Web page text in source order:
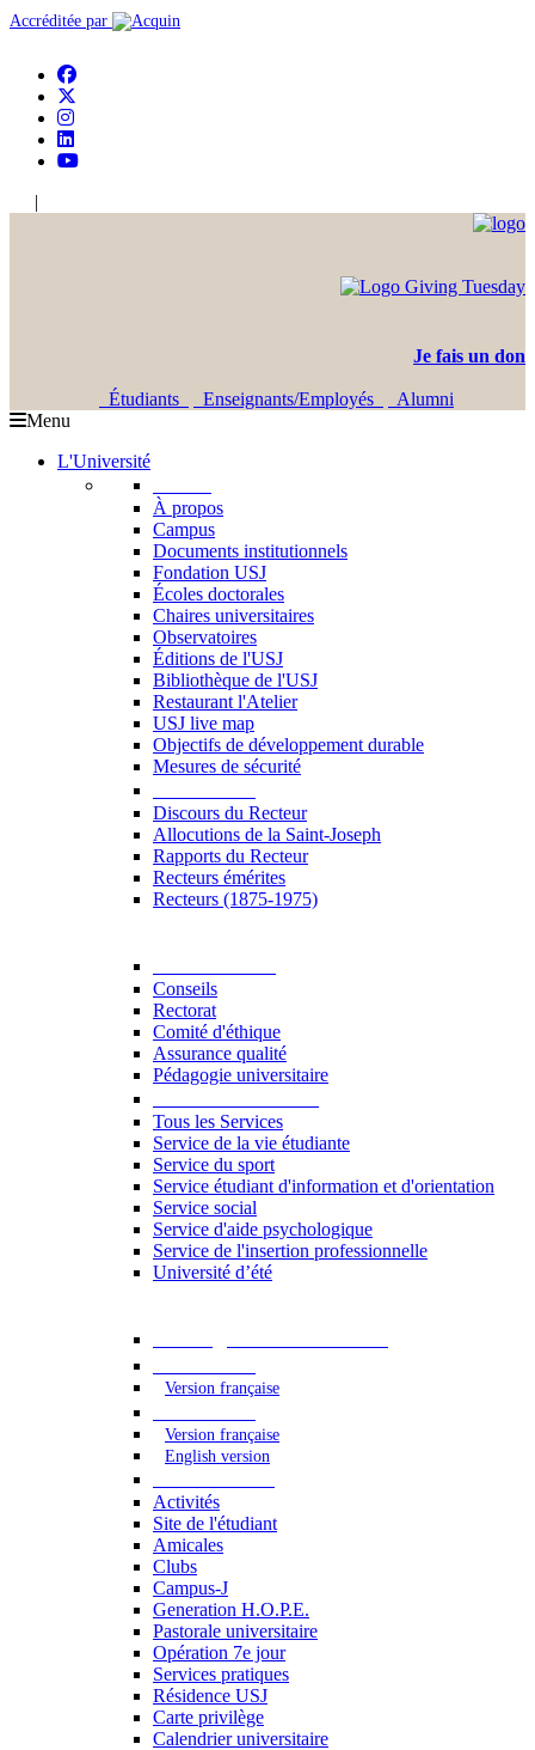
Accréditée par
|
Je fais un don
Étudiants Enseignants/Employés
Alumni
Menu
L'Université
À propos
Campus
Documents institutionnels
Fondation USJ
Écoles doctorales
Chaires universitaires
Observatoires
Éditions de l'USJ
Bibliothèque de l'USJ
Restaurant l'Atelier
USJ live map
Objectifs de développement durable
Mesures de sécurité
Discours du Recteur
Allocutions de la Saint-Joseph
Rapports du Recteur
Recteurs émérites
Recteurs (1875-1975)
Conseils
Rectorat
Comité d'éthique
Assurance qualité
Pédagogie universitaire
Tous les Services
Service de la vie étudiante
Service du sport
Service étudiant d'information et d'orientation
Service social
Service d'aide psychologique
Service de l'insertion professionnelle
Université d’été
Version française
Version française
English version
Activités
Site de l'étudiant
Amicales
Clubs
Campus-J
Generation H.O.P.E.
Pastorale universitaire
Opération 7e jour
Services pratiques
Résidence USJ
Carte privilège
Calendrier universitaire